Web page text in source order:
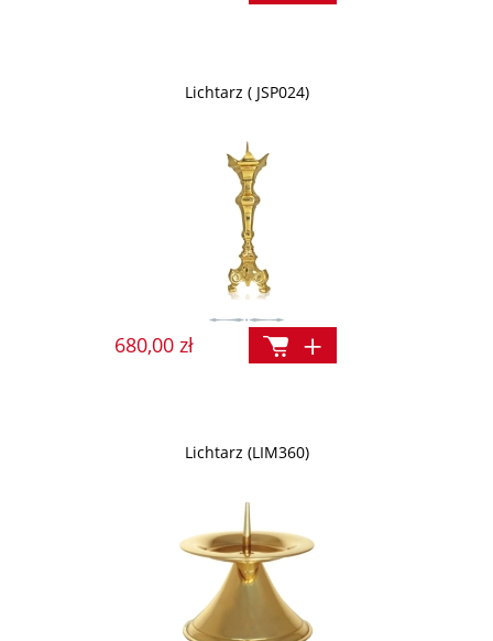
Lichtarz ( JSP024)
680,00 zł
Lichtarz (LIM360)